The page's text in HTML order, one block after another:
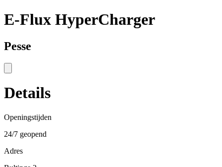
E-Flux HyperCharger
Pesse
Details
Openingstijden
24/7 geopend
Adres